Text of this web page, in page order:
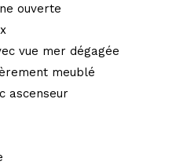
ouverte
vue mer dégagée
meublé
ascenseur